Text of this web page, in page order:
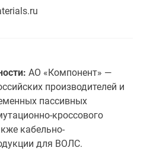
АО «Компонент» —
производителей и
пассивных
кроссового
кабельно-
для ВОЛС.